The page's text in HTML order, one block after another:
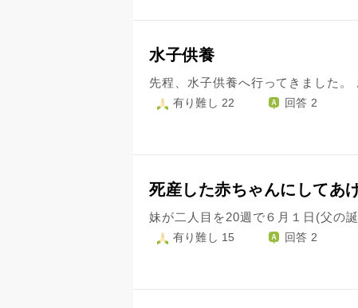
水子供養
有り難し 22 回答 2
死産した赤ちゃんにしてあ
有り難し 15 回答 2